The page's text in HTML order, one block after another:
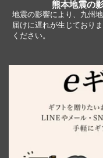
熊本地震の
地震の影響により、九州
届けに遅れが生じており
ください。